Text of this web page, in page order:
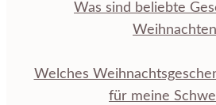
Was sind beliebte
Welches
für meine